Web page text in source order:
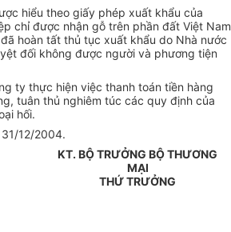
hiểu theo giấy phép xuất khẩu của
chỉ được nhận gỗ trên phần đất Việt Nam
hoàn tất thủ tục xuất khẩu do Nhà nước
đối không được người và phương tiện
ty thực hiện việc thanh toán tiền hàng
tuân thủ nghiêm túc các quy định của
hối.
12/2004.
KT. BỘ TRƯỞNG BỘ THƯƠNG
MẠI
THỨ TRƯỞNG